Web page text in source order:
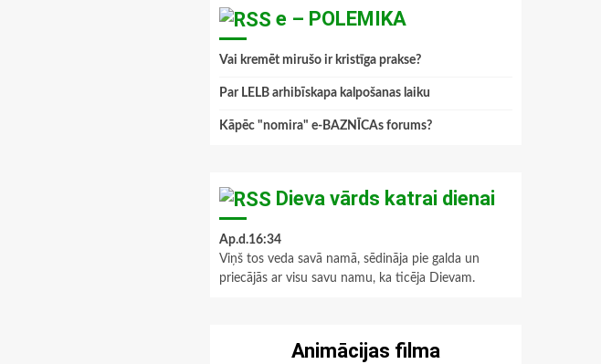
e – POLEMIKA
Vai kremēt mirušo ir kristīga prakse?
Par LELB arhibīskapa kalpošanas laiku
Kāpēc "nomira" e-BAZNĪCAs forums?
Dieva vārds katrai dienai
Ap.d.16:34
Viņš tos veda savā namā, sēdināja pie galda un
priecājās ar visu savu namu, ka ticēja Dievam.
Animācijas filma